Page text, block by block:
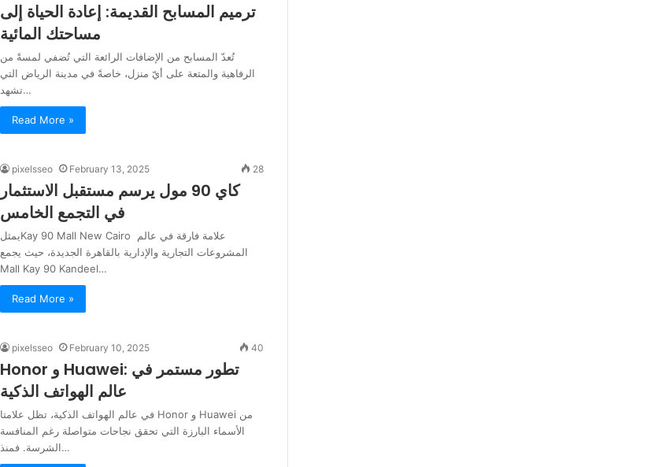
ترميم المسابح القديمة: إعادة الحياة إلى
مساحتك المائية
تُعدّ المسابح من الإضافات الرائعة التي تُضفي لمسةً من
الرفاهية والمتعة على أيّ منزل، خاصةً في مدينة الرياض التي
تشهد…
Read More »
pixelsseo February 13, 2025 28
كاي 90 مول يرسم مستقبل الاستثمار
في التجمع الخامس
يمثلKay 90 Mall New Cairo علامة فارقة في عالم
المشروعات التجارية والإدارية بالقاهرة الجديدة، حيث يجمع
Mall Kay 90 Kandeel…
Read More »
pixelsseo February 10, 2025 40
Honor و Huawei: تطور مستمر في
عالم الهواتف الذكية
في عالم الهواتف الذكية، تظل علامتا Honor و Huawei من
الأسماء البارزة التي تحقق نجاحات متواصلة رغم المنافسة
الشرسة. فمنذ…